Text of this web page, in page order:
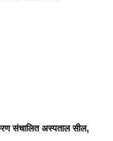
संचालित अस्पताल सील,